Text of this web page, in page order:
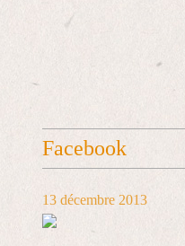
Facebook
13 décembre 2013